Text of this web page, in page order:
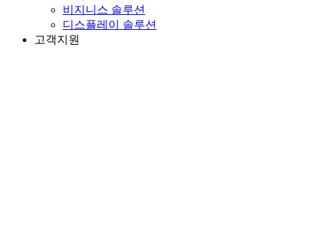
비지니스 솔루션
디스플레이 솔루션
고객지원